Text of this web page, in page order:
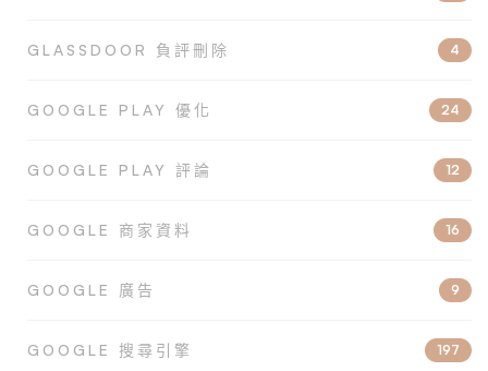
GLASSDOOR 負評刪除 4
GOOGLE PLAY 優化 24
GOOGLE PLAY 評論 12
GOOGLE 商家資料 16
GOOGLE 廣告 9
GOOGLE 搜尋引擎 197